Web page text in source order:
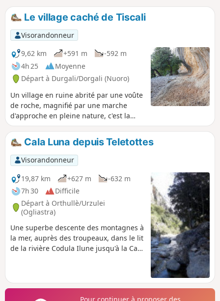
Le village caché de Tiscali
Visorandonneur
9,62 km
+591 m
-592 m
4h 25
Moyenne
Départ à Durgali/Dorgali (Nuoro)
Un village en ruine abrité par une voûte
de roche, magnifié par une marche
d'approche en pleine nature, c'est la
découverte que l'on fait après avoir
franchi un col, plongé dans une vallée
et escaladé le versant suivant. En prime
un magnifique point de vue sur une
troisième vallée.
Cala Luna depuis Teletottes
Visorandonneur
19,87 km
+627 m
-632 m
7h 30
Difficile
Départ à Orthullè/Urzulei
(Ogliastra)
Une superbe descente des montagnes à
la mer, auprès des troupeaux, dans le lit
de la rivière Codula Ilune jusqu'à la Cala